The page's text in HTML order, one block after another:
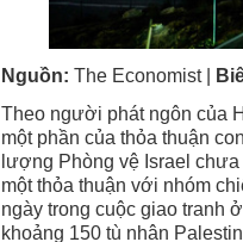
Nguồn: The Economist |
Theo người phát ngôn của
một phần của thỏa thuận
lượng Phòng vệ Israel
một thỏa thuận với nhóm
ngày trong cuộc giao tranh
khoảng 150 tù nhân